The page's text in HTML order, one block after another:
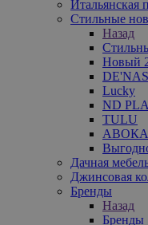
Итальянская
Стильные
Назад
Новый
Lucky
ND
TULU
Дачная
Джинсовая
Бренды
Назад
Бренды